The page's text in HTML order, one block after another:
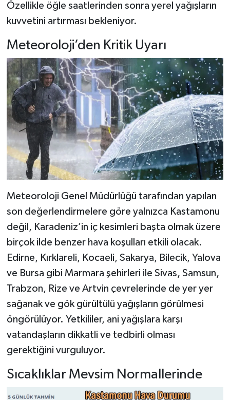
Özellikle öğle saatlerinden sonra yerel yağışların
kuvvetini artırması bekleniyor.
Meteoroloji’den Kritik Uyarı
Meteoroloji Genel Müdürlüğü tarafından yapılan
son değerlendirmelere göre yalnızca Kastamonu
değil, Karadeniz’in iç kesimleri başta olmak üzere
birçok ilde benzer hava koşulları etkili olacak.
Edirne, Kırklareli, Kocaeli, Sakarya, Bilecik, Yalova
ve Bursa gibi Marmara şehirleri ile Sivas, Samsun,
Trabzon, Rize ve Artvin çevrelerinde de yer yer
sağanak ve gök gürültülü yağışların görülmesi
öngörülüyor. Yetkililer, ani yağışlara karşı
vatandaşların dikkatli ve tedbirli olması
gerektiğini vurguluyor.
Sıcaklıklar Mevsim Normallerinde
Şenpazar Haberleri
Taşköprü Haberleri
Tosya Haberleri
Karadeniz Haberleri
Ulusal Haberler
Teknoloji Haberleri
Siyaset Haberleri
Dünya Haberleri
Yerel Haberler
Haber Arşivi